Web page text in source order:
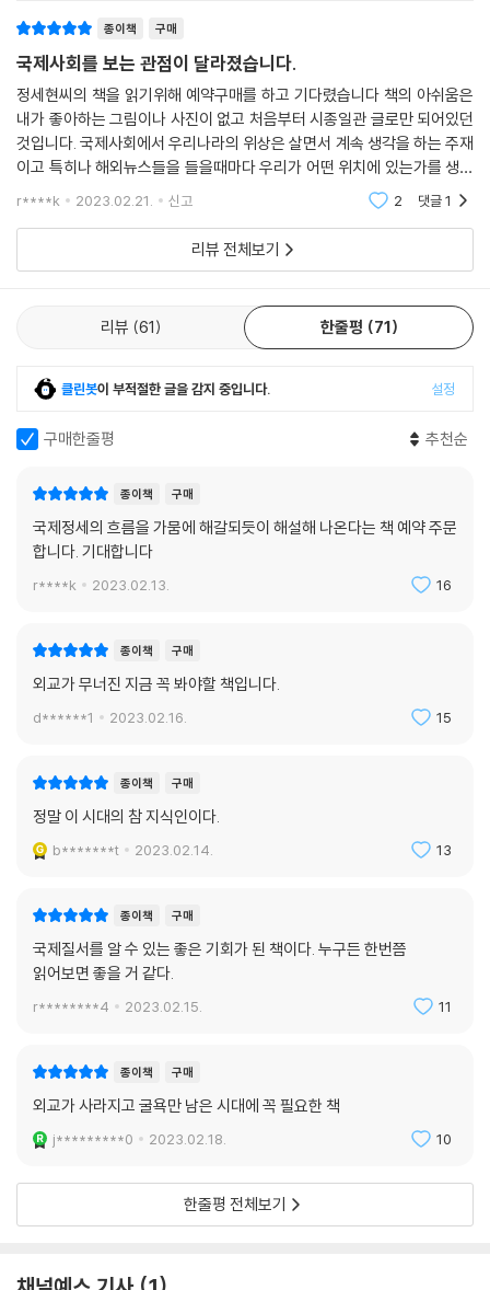
“외교의 세계에서는 내 나라가 아니면 모두가 남의 나라다. 여러분들은 앞
으로 외교관이 되더라도 남의 나라의 이익을 위해서 종사하는 외교관이 되
지 말고, 내 나라의 이익을 위해서 고생하는 그런 외교관이 돼라. 정신을 똑
바로 차리고 일을 해야 한다. 국제정치의 세계에서 내 나라와 남의 나라를
분별하는 습관을 들이지 않으면 결과적으로 어느 국가의 이익을 위해서 분
주하게 뛰었는지 알 수 없는 그런 어리석은 결과를 가져오게 될 것이
종이책 구매
국제사회를 보는 관점이 달라졌습니다.
정세현씨의 책을 읽기위해 예약구매를 하고 기다렸습니다 책의 아쉬움은
내가 좋아하는 그림이나 사진이 없고 처음부터 시종일관 글로만 되어있던
것입니다. 국제사회에서 우리나라의 위상은 살면서 계속 생각을 하는 주재
이고 특히나 해외뉴스들을 들을때마다 우리가 어떤 위치에 있는가를 생각
r****k 2023.02.21. 신고 2 댓글1
리뷰 전체보기
리뷰 61 한줄평 71
클린봇이 부적절한 글을 감지 중입니다. 설정
구매한줄평 추천순
종이책 구매
국제정세의 흐름을 가뭄에 해갈되듯이 해설해 나온다는 책 예약 주문
합니다. 기대합니다
r****k 2023.02.13. 16
종이책 구매
외교가 무너진 지금 꼭 봐야할 책입니다.
d******1 2023.02.16. 15
종이책 구매
정말 이 시대의 참 지식인이다.
b*******t 2023.02.14. 13
종이책 구매
국제질서를 알 수 있는 좋은 기회가 된 책이다. 누구든 한번쯤
읽어보면 좋을 거 같다.
r********4 2023.02.15. 11
종이책 구매
외교가 사라지고 굴욕만 남은 시대에 꼭 필요한 책
j*********0 2023.02.18. 10
한줄평 전체보기